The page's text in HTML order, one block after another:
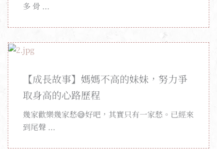
多 骨 ...
【成長故事】媽媽不高的妹妹，努力爭
取身高的心路歷程
幾家歡樂幾家愁😅好吧，其實只有一家愁。已經來
到尾聲 ...